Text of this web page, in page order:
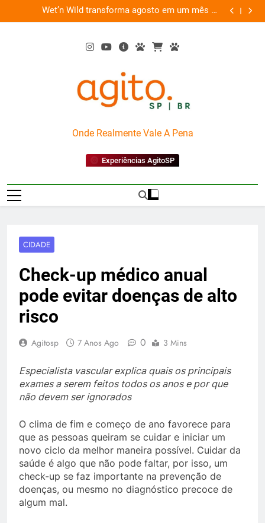
to
Wet’n Wild transforma agosto em um mês de
diversão e conexão
“Led
AgitoSP
Onde Realmente Vale A Pena
Experiências AgitoSP
CIDADE
Check-up médico anual
pode evitar doenças de alto
risco
Agitosp 7 Anos Ago 0 3 Mins
Especialista vascular explica quais os principais
exames a serem feitos todos os anos e por que
não devem ser ignorados
O clima de fim e começo de ano favorece para
que as pessoas queiram se cuidar e iniciar um
novo ciclo da melhor maneira possível. Cuidar da
saúde é algo que não pode faltar, por isso, um
check-up se faz importante na prevenção de
doenças, ou mesmo no diagnóstico precoce de
algum mal.